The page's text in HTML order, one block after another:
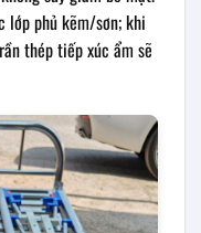
lớp phủ kẽm/sơn; khi
thép tiếp xúc ẩm sẽ